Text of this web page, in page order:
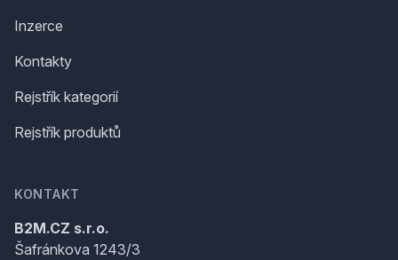
Inzerce
Kontakty
Rejstřík kategorií
Rejstřík produktů
KONTAKT
B2M.CZ s.r.o.
Šafránkova 1243/3